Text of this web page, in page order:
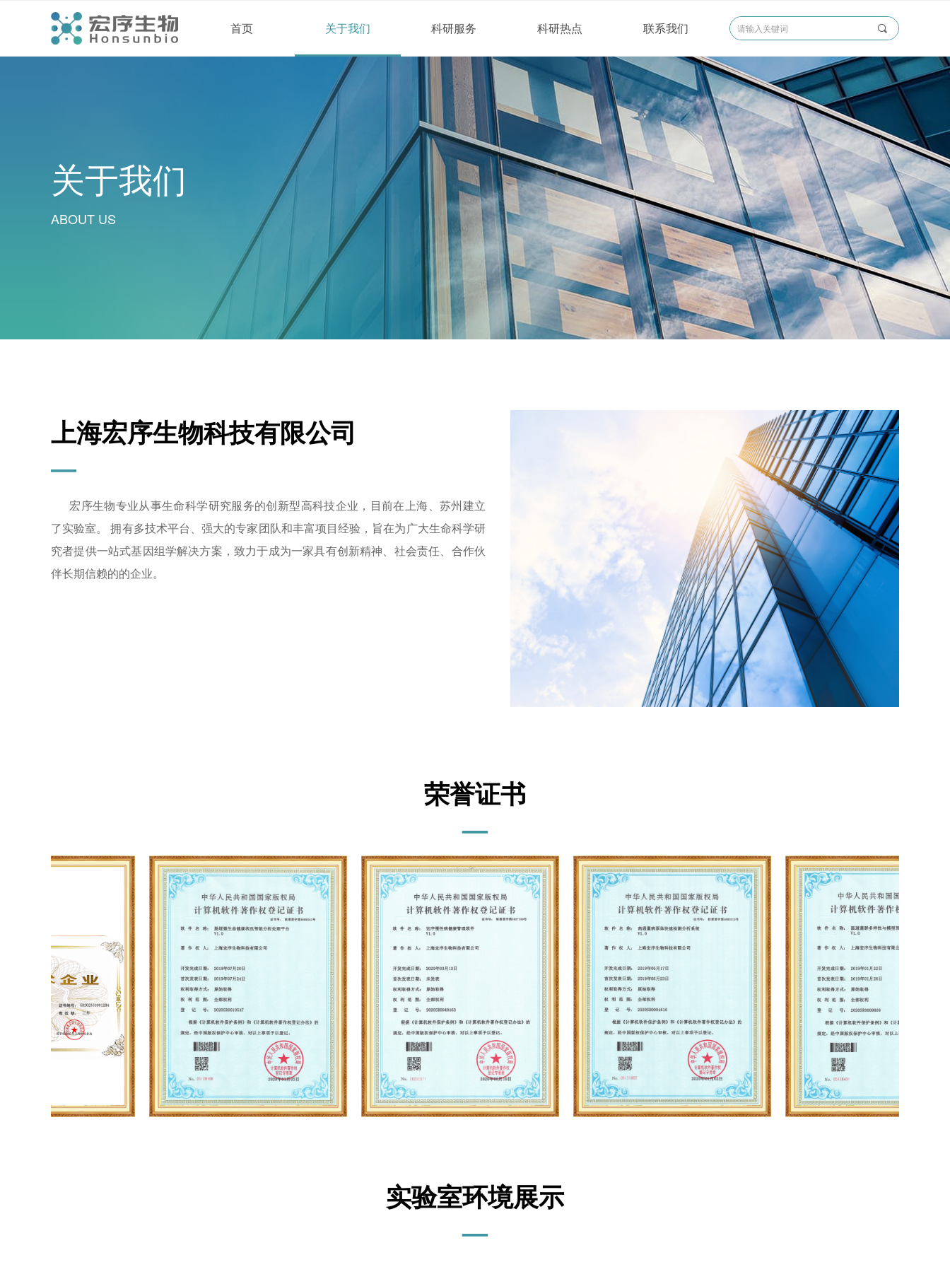
首页 关于我们 科研服务 科研热点 联系我们 끠
关于我们
ABOUT US
上海宏序生物科技有限公司
—
宏序生物专业从事生命科学研究服务的创新型高科技企业，目前在上海、苏州建立
了实验室。 拥有多技术平台、强大的专家团队和丰富项目经验，旨在为广大生命科学研
究者提供一站式基因组学解决方案，致力于成为一家具有创新精神、社会责任、合作伙
伴长期信赖的的企业。
荣誉证书
—
实验室环境展示
—